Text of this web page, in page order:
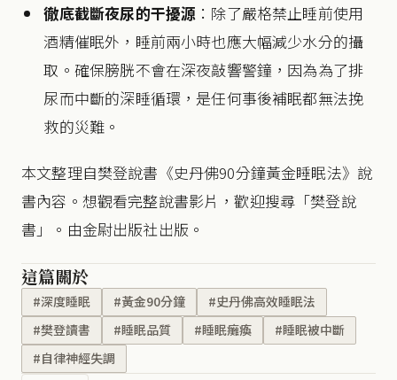
徹底截斷夜尿的干擾源 ：除了嚴格禁止睡前使用
酒精催眠外，睡前兩小時也應大幅減少水分的攝
取。確保膀胱不會在深夜敲響警鐘，因為為了排
尿而中斷的深睡循環，是任何事後補眠都無法挽
救的災難。
本文整理自樊登說書《史丹佛90分鐘黃金睡眠法》說
書內容。想觀看完整說書影片，歡迎搜尋「樊登說
書」。由金尉出版社出版。
這篇關於
#深度睡眠 #黃金90分鐘
#史丹佛高效睡眠法
#樊登讀書
#睡眠品質 #睡眠癱瘓
#睡眠被中斷
#自律神經失調